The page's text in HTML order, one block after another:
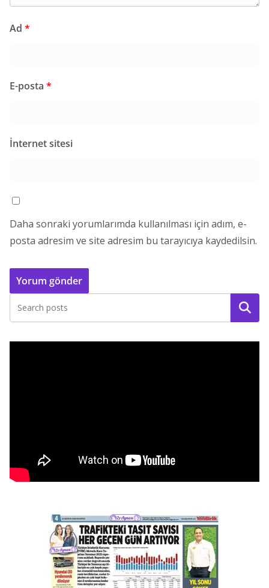
Ad *
E-posta *
İnternet sitesi
Daha sonraki yorumlarımda kullanılması için adım, e-
posta adresim ve site adresim bu tarayıcıya kaydedilsin.
Ara